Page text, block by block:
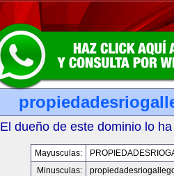
El dueño de este dominio lo
Mayusculas:
Minusculas: